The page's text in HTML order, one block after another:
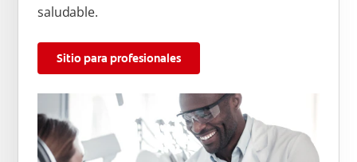
saludable.
Sitio para profesionales